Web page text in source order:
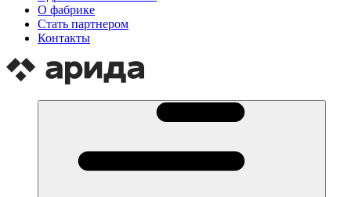
О фабрике
Стать партнером
Контакты